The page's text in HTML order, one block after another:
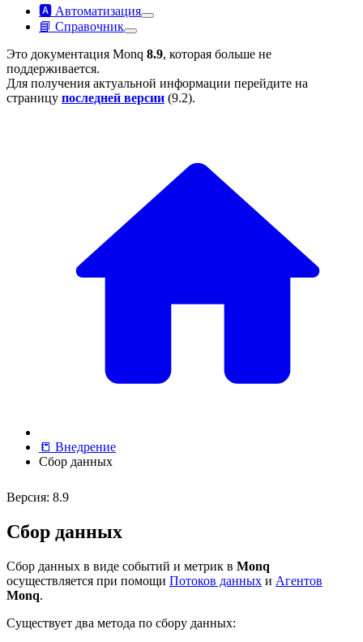
🅰️ Автоматизация
📘 Справочник
Это документация Monq 8.9, которая больше не
поддерживается.
Для получения актуальной информации перейдите на
страницу последней версии (9.2).
📒 Внедрение
Сбор данных
Версия: 8.9
Сбор данных
Сбор данных в виде событий и метрик в Monq
осуществляется при помощи Потоков данных и Агентов
Monq.
Существует два метода по сбору данных: